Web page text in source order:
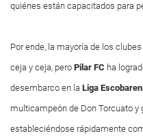
quiénes están capacitados para
Por ende, la mayoría de los
ceja y ceja, pero Pilar FC ha
desembarco en la Liga
multicampeón de Don Torcuato y
estableciéndose rápidamente